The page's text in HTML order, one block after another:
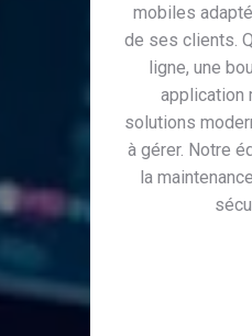
mobiles
de ses clients.
ligne, une
application
solutions
à gérer. Notre
la